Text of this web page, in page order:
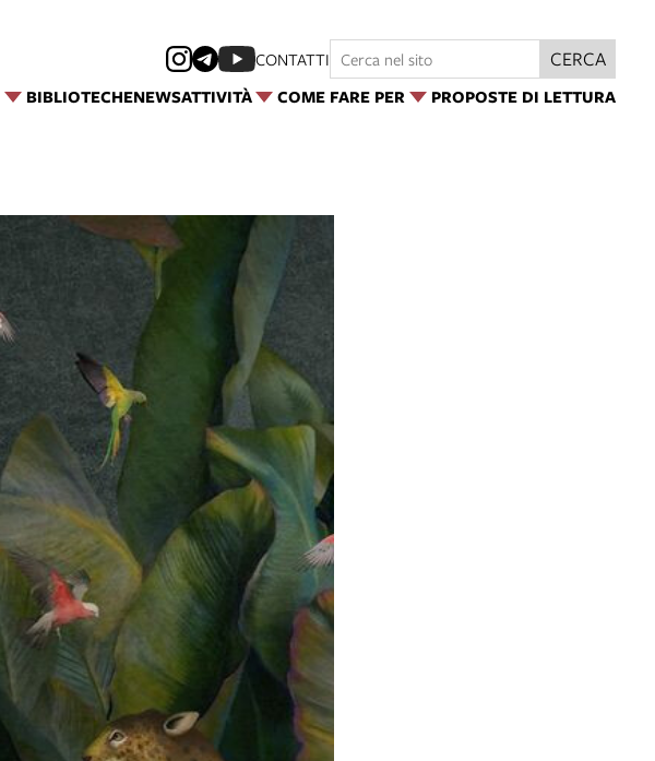
BIBLIOTECHENEWSATTIVITÀ COME FARE PER PROPOSTE DI LETTURA
CONTATTI CERCA